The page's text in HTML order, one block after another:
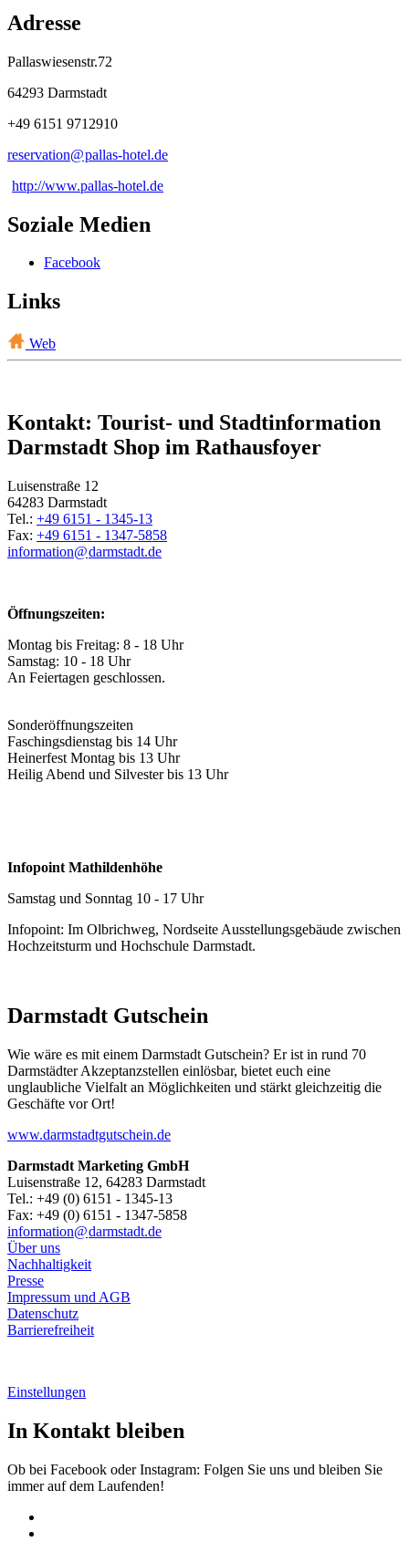
Adresse
Pallaswiesenstr.72
64293 Darmstadt
+49 6151 9712910
reservation@pallas-hotel.de
http://www.pallas-hotel.de
Soziale Medien
Facebook
Links
Web
Kontakt: Tourist- und Stadtinformation
Darmstadt Shop im Rathausfoyer
Luisenstraße 12
64283 Darmstadt
Tel.: +49 6151 - 1345-13
Fax: +49 6151 - 1347-5858
information@darmstadt.de
Öffnungszeiten:
Montag bis Freitag: 8 - 18 Uhr
Samstag: 10 - 18 Uhr
An Feiertagen geschlossen.
Sonderöffnungszeiten
Faschingsdienstag bis 14 Uhr
Heinerfest Montag bis 13 Uhr
Heilig Abend und Silvester bis 13 Uhr
Infopoint Mathildenhöhe
Samstag und Sonntag 10 - 17 Uhr
Infopoint: Im Olbrichweg, Nordseite Ausstellungsgebäude zwischen
Hochzeitsturm und Hochschule Darmstadt.
Darmstadt Gutschein
Wie wäre es mit einem Darmstadt Gutschein? Er ist in rund 70
Darmstädter Akzeptanzstellen einlösbar, bietet euch eine
unglaubliche Vielfalt an Möglichkeiten und stärkt gleichzeitig die
Geschäfte vor Ort!
www.darmstadtgutschein.de
Darmstadt Marketing GmbH
Luisenstraße 12, 64283 Darmstadt
Tel.: +49 (0) 6151 - 1345-13
Fax: +49 (0) 6151 - 1347-5858
information@darmstadt.de
Über uns
Nachhaltigkeit
Presse
Impressum und AGB
Datenschutz
Barrierefreiheit
Einstellungen
In Kontakt bleiben
Ob bei Facebook oder Instagram: Folgen Sie uns und bleiben Sie
immer auf dem Laufenden!